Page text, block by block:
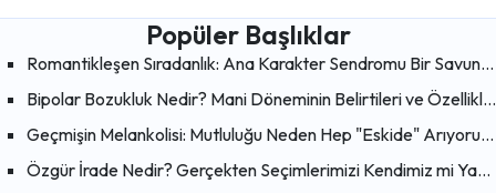
Popüler Başlıklar
Romantikleşen Sıradanlık: Ana Karakter Sendromu Bir Savunma Mekanizması mı?
Bipolar Bozukluk Nedir? Mani Döneminin Belirtileri ve Özellikleri
Geçmişin Melankolisi: Mutluluğu Neden Hep "Eskide" Arıyoruz?
Özgür İrade Nedir? Gerçekten Seçimlerimizi Kendimiz mi Yapıyoruz?